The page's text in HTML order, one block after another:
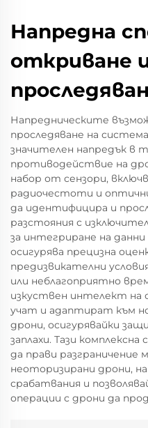
Напредна
откриване
Напредническите
проследяване на
значителен напредък в
противодействие на
набор от сензори,
радиочестоти и
да идентифицира и
разстояния с
за интегриране на
осигурява прецизна
предизвикателни
или неблагоприятно
изкуствен интелект
учат и адаптират към
дрони, осигурявайки
заплахи. Тази
да прави разграничение
неоторизирани дрони,
срабатвания и
операции с дрони да